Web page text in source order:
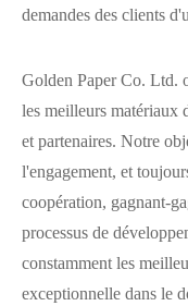
demandes des clients
Golden Paper Co. Ltd.
les meilleurs matériaux
et partenaires. Notre
l'engagement, et
coopération, gagnant-
processus de
constamment les
exceptionnelle dans le